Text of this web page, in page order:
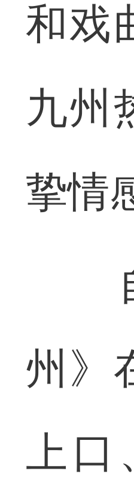
和戏
九州
挚情
自
州》
上口